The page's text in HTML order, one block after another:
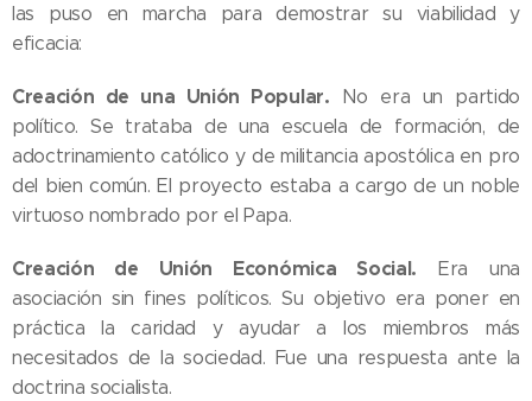
las puso en marcha para demostrar su viabilidad y
eficacia:
Creación de una Unión Popular. No era un partido
político. Se trataba de una escuela de formación, de
adoctrinamiento católico y de militancia apostólica en pro
del bien común. El proyecto estaba a cargo de un noble
virtuoso nombrado por el Papa.
Creación de Unión Económica Social. Era una
asociación sin fines políticos. Su objetivo era poner en
práctica la caridad y ayudar a los miembros más
necesitados de la sociedad. Fue una respuesta ante la
doctrina socialista.